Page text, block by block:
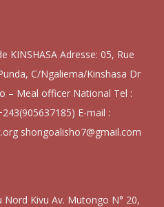
KINSHASA Adresse: 05, Rue
C/Ngaliema/Kinshasa Dr
– Meal officer National Tel :
E-mail :
shongoalisho7@gmail.com
Kivu Av. Mutongo N° 20,